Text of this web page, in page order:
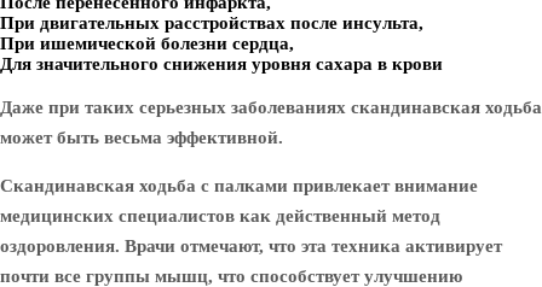
При двигательных расстройствах после инсульта,
При ишемической болезни сердца,
Для значительного снижения уровня сахара в крови
Даже при таких серьезных заболеваниях скандинавская ходьба
может быть весьма эффективной.
Скандинавская ходьба с палками привлекает внимание
медицинских специалистов как действенный метод
оздоровления. Врачи отмечают, что эта техника активирует
почти все группы мышц, что способствует улучшению